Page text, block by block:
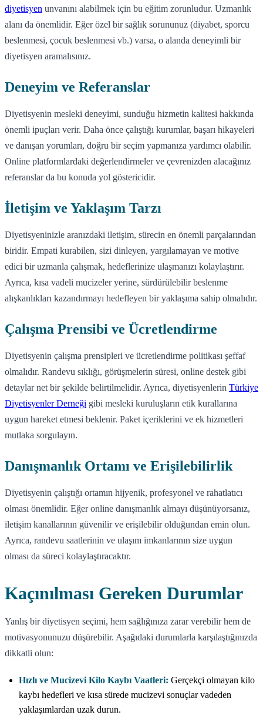
diyetisyen unvanını alabilmek için bu eğitim zorunludur. Uzmanlık
alanı da önemlidir. Eğer özel bir sağlık sorununuz (diyabet, sporcu
beslenmesi, çocuk beslenmesi vb.) varsa, o alanda deneyimli bir
diyetisyen aramalısınız.
Deneyim ve Referanslar
Diyetisyenin mesleki deneyimi, sunduğu hizmetin kalitesi hakkında
önemli ipuçları verir. Daha önce çalıştığı kurumlar, başarı hikayeleri
ve danışan yorumları, doğru bir seçim yapmanıza yardımcı olabilir.
Online platformlardaki değerlendirmeler ve çevrenizden alacağınız
referanslar da bu konuda yol göstericidir.
İletişim ve Yaklaşım Tarzı
Diyetisyeninizle aranızdaki iletişim, sürecin en önemli parçalarından
biridir. Empati kurabilen, sizi dinleyen, yargılamayan ve motive
edici bir uzmanla çalışmak, hedeflerinize ulaşmanızı kolaylaştırır.
Ayrıca, kısa vadeli mucizeler yerine, sürdürülebilir beslenme
alışkanlıkları kazandırmayı hedefleyen bir yaklaşıma sahip olmalıdır.
Çalışma Prensibi ve Ücretlendirme
Diyetisyenin çalışma prensipleri ve ücretlendirme politikası şeffaf
olmalıdır. Randevu sıklığı, görüşmelerin süresi, online destek gibi
detaylar net bir şekilde belirtilmelidir. Ayrıca, diyetisyenlerin Türkiye
Diyetisyenler Derneği gibi mesleki kuruluşların etik kurallarına
uygun hareket etmesi beklenir. Paket içeriklerini ve ek hizmetleri
mutlaka sorgulayın.
Danışmanlık Ortamı ve Erişilebilirlik
Diyetisyenin çalıştığı ortamın hijyenik, profesyonel ve rahatlatıcı
olması önemlidir. Eğer online danışmanlık almayı düşünüyorsanız,
iletişim kanallarının güvenilir ve erişilebilir olduğundan emin olun.
Ayrıca, randevu saatlerinin ve ulaşım imkanlarının size uygun
olması da süreci kolaylaştıracaktır.
Kaçınılması Gereken Durumlar
Yanlış bir diyetisyen seçimi, hem sağlığınıza zarar verebilir hem de
motivasyonunuzu düşürebilir. Aşağıdaki durumlarla karşılaştığınızda
dikkatli olun:
Hızlı ve Mucizevi Kilo Kaybı Vaatleri: Gerçekçi olmayan kilo
kaybı hedefleri ve kısa sürede mucizevi sonuçlar vadeden
yaklaşımlardan uzak durun.